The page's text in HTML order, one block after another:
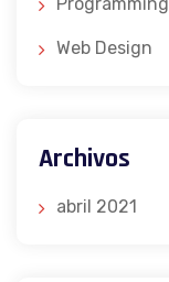
Web Design
Archivos
abril 2021